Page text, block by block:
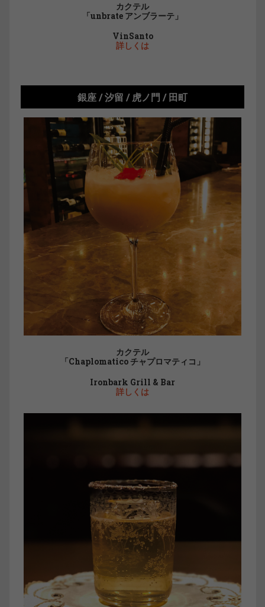
カクテル
「unbrate アンブラーテ」
VinSanto
詳しくは
銀座 / 汐留 / 虎ノ門 / 田町
カクテル
「Chaplomatico チャプロマティコ」
Ironbark Grill & Bar
詳しくは